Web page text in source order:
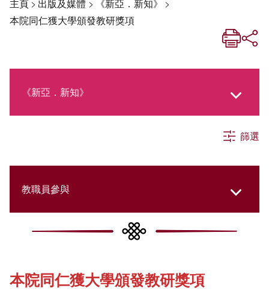
主頁> 出版及媒體 > 《新亞．新知》 >
本院同仁獲大學頒發教研獎項
《新亞．新知》
社交媒體專欄
《新亞簡訊》
《新亞書院概覽》
篩選
教職員參與
College Updates
Cultural Topics
本院同仁獲大學頒發教研獎項